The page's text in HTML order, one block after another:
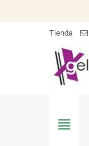
Tienda
view_headline